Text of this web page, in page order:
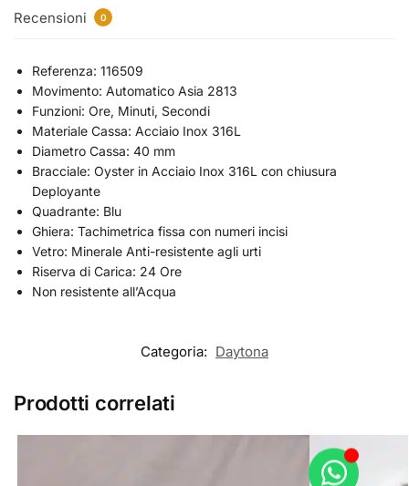
Recensioni 0
Referenza: 116509
Movimento: Automatico Asia 2813
Funzioni: Ore, Minuti, Secondi
Materiale Cassa: Acciaio Inox 316L
Diametro Cassa: 40 mm
Bracciale: Oyster in Acciaio Inox 316L con chiusura
Deployante
Quadrante: Blu
Ghiera: Tachimetrica fissa con numeri incisi
Vetro: Minerale Anti-resistente agli urti
Riserva di Carica: 24 Ore
Non resistente all’Acqua
Categoria: Daytona
Prodotti correlati